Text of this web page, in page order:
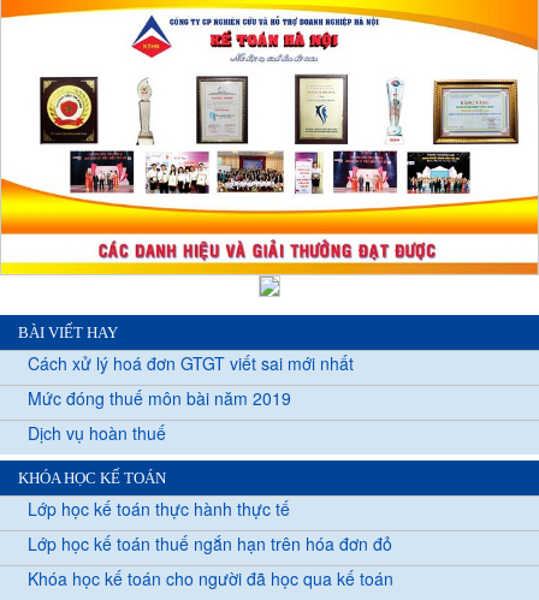
BÀI VIẾT HAY
Cách xử lý hoá đơn GTGT viết sai mới nhất
Mức đóng thuế môn bài năm 2019
Dịch vụ hoàn thuế
KHÓA HỌC KẾ TOÁN
Lớp học kế toán thực hành thực tế
Lớp học kế toán thuế ngắn hạn trên hóa đơn đỏ
Khóa học kế toán cho người đã học qua kế toán